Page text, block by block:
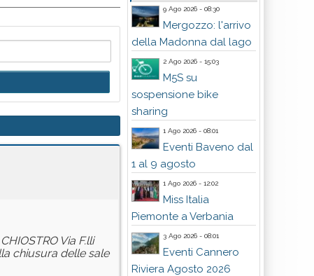
Via F.lli
chiusura delle sale
9 Ago 2026 - 08:30
Mergozzo: l'arrivo
della Madonna dal lago
2 Ago 2026 - 15:03
M5S su
sospensione bike
sharing
1 Ago 2026 - 08:01
Eventi Baveno dal
1 al 9 agosto
1 Ago 2026 - 12:02
Miss Italia
Piemonte a Verbania
3 Ago 2026 - 08:01
Eventi Cannero
Riviera Agosto 2026